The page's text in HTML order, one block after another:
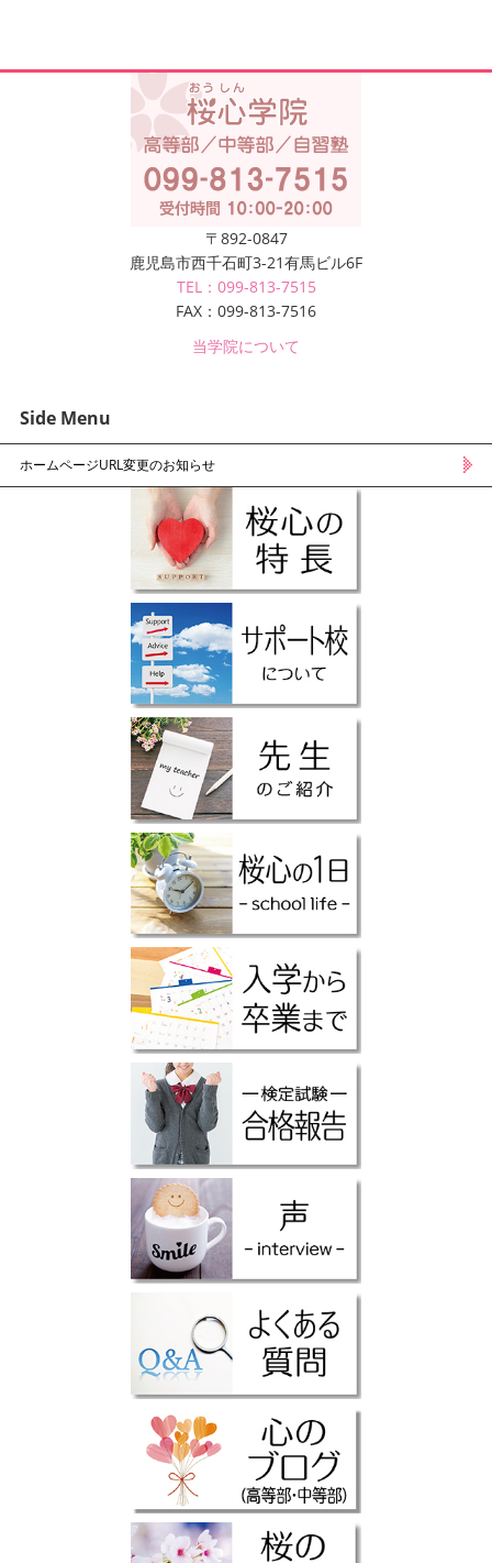
〒892-0847
鹿児島市西千石町3-21有馬ビル6F
TEL：099-813-7515
FAX：099-813-7516
当学院について
Side Menu
ホームページURL変更のお知らせ